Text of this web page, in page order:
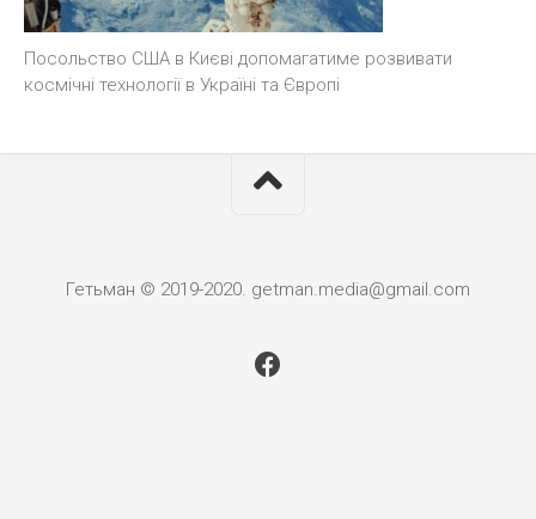
Посольство США в Києві допомагатиме розвивати
космічні технології в Україні та Європі
Гетьман © 2019-2020. getman.media@gmail.com